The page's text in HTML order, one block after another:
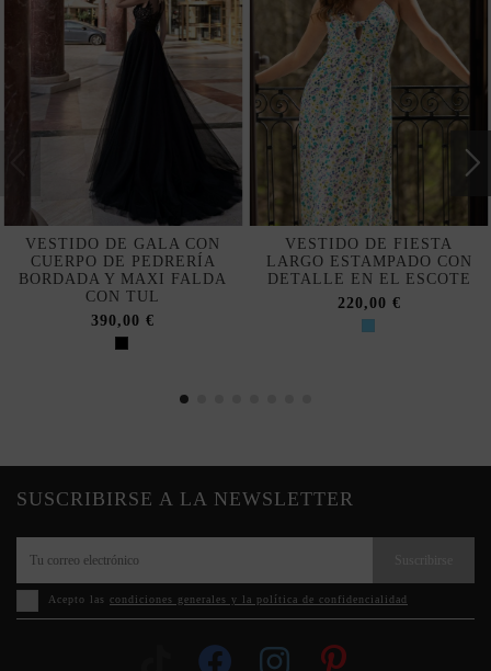
VESTIDO DE GALA CON
CUERPO DE PEDRERÍA
BORDADA Y MAXI FALDA
CON TUL
390,00 €
VESTIDO DE FIESTA
LARGO ESTAMPADO CON
DETALLE EN EL ESCOTE
220,00 €
SUSCRIBIRSE A LA NEWSLETTER
Acepto las condiciones generales y la política de confidencialidad